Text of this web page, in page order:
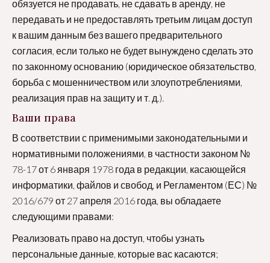
обязуется не продавать, не сдавать в аренду, не
передавать и не предоставлять третьим лицам доступ
к вашим данным без вашего предварительного
согласия, если только не будет вынуждено сделать это
по законному основанию (юридическое обязательство,
борьба с мошенничеством или злоупотреблениями,
реализация прав на защиту и т. д.).
Ваши права
В соответствии с применимыми законодательными и
нормативными положениями, в частности законом №
78-17 от 6 января 1978 года в редакции, касающейся
информатики, файлов и свобод, и Регламентом (ЕС) №
2016/679 от 27 апреля 2016 года, вы обладаете
следующими правами:
Реализовать право на доступ, чтобы узнать
персональные данные, которые вас касаются;